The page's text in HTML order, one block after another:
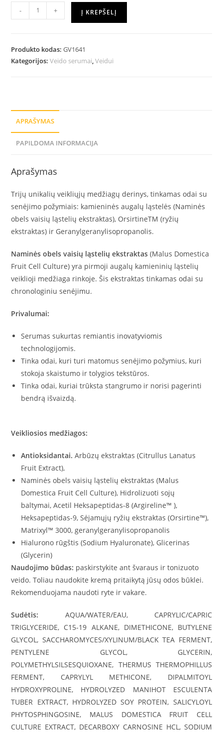
- + Į KREPŠELĮ
Produkto kodas:GV1641
Kategorijos:Veido serumai,Veidui
APRAŠYMAS
PAPILDOMA INFORMACIJA
Aprašymas
Trijų unikalių veikliųjų medžiagų derinys, tinkamas odai su
senėjimo požymiais: kamieninės augalų ląstelės (Naminės
obels vaisių ląstelių ekstraktas), OrsirtineTM (ryžių
ekstraktas) ir Geranylgeranylisopropanolis.
Naminės obels vaisių ląstelių ekstraktas(Malus Domestica
Fruit Cell Culture) yra pirmoji augalų kamieninių ląstelių
veiklioji medžiaga rinkoje. Šis ekstraktas tinkamas odai su
chronologiniu senėjimu.
Privalumai:
Serumas sukurtas remiantis inovatyviomis
technologijomis.
Tinka odai, kuri turi matomus senėjimo požymius, kuri
stokoja skaistumo ir tolygios tekstūros.
Tinka odai, kuriai trūksta stangrumo ir norisi pagerinti
bendrą išvaizdą.
Veikliosios medžiagos:
Antioksidantai.Arbūzų ekstraktas (Citrullus Lanatus
Fruit Extract),
Naminės obels vaisių ląstelių ekstraktas (Malus
Domestica Fruit Cell Culture), Hidrolizuoti sojų
baltymai, Acetil Heksapeptidas-8 (Argireline™ ),
Heksapeptidas-9, Sėjamųjų ryžių ekstraktas (Orsirtine™),
Matrixyl™ 3000, geranylgeranylisopropanolis
Hialurono rūgštis (Sodium Hyaluronate), Glicerinas
(Glycerin)
Naudojimo būdas: paskirstykite ant švaraus ir tonizuoto
veido. Toliau naudokite kremą pritaikytą jūsų odos būklei.
Rekomenduojama naudoti ryte ir vakare.
Sudėtis: AQUA/WATER/EAU, CAPRYLIC/CAPRIC
TRIGLYCERIDE, C15-19 ALKANE, DIMETHICONE, BUTYLENE
GLYCOL, SACCHAROMYCES/XYLINUM/BLACK TEA FERMENT,
PENTYLENE GLYCOL, GLYCERIN,
POLYMETHYLSILSESQUIOXANE, THERMUS THERMOPHILLUS
FERMENT, CAPRYLYL METHICONE, DIPALMITOYL
HYDROXYPROLINE, HYDROLYZED MANIHOT ESCULENTA
TUBER EXTRACT, HYDROLYZED SOY PROTEIN, SALICYLOYL
PHYTOSPHINGOSINE, MALUS DOMESTICA FRUIT CELL
CULTURE EXTRACT, DECARBOXY CARNOSINE HCL, SODIUM